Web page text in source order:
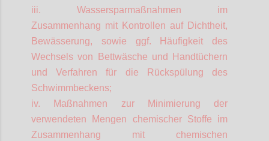
iii. Wassersparmaßnahmen im
Zusammenhang mit Kontrollen auf Dichtheit,
Bewässerung, sowie ggf. Häufigkeit des
Wechsels von Bettwäsche und Handtüchern
und Verfahren für die Rückspülung des
Schwimmbeckens;
iv. Maßnahmen zur Minimierung der
verwendeten Mengen chemischer Stoffe im
Zusammenhang mit chemischen